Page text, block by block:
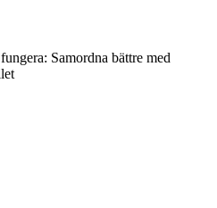
Samordna bättre med